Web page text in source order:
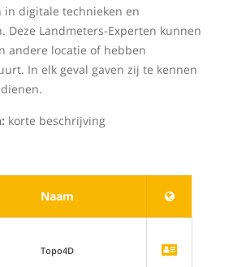
in digitale technieken en
Deze Landmeters-Experten kunnen
andere locatie of hebben
In elk geval gaven zij te kennen
korte beschrijving
Naam
Topo4D